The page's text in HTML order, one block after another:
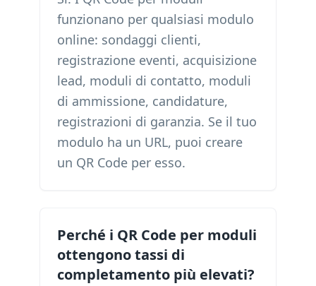
funzionano per qualsiasi modulo
online: sondaggi clienti,
registrazione eventi, acquisizione
lead, moduli di contatto, moduli
di ammissione, candidature,
registrazioni di garanzia. Se il tuo
modulo ha un URL, puoi creare
un QR Code per esso.
Perché i QR Code per moduli
ottengono tassi di
completamento più elevati?